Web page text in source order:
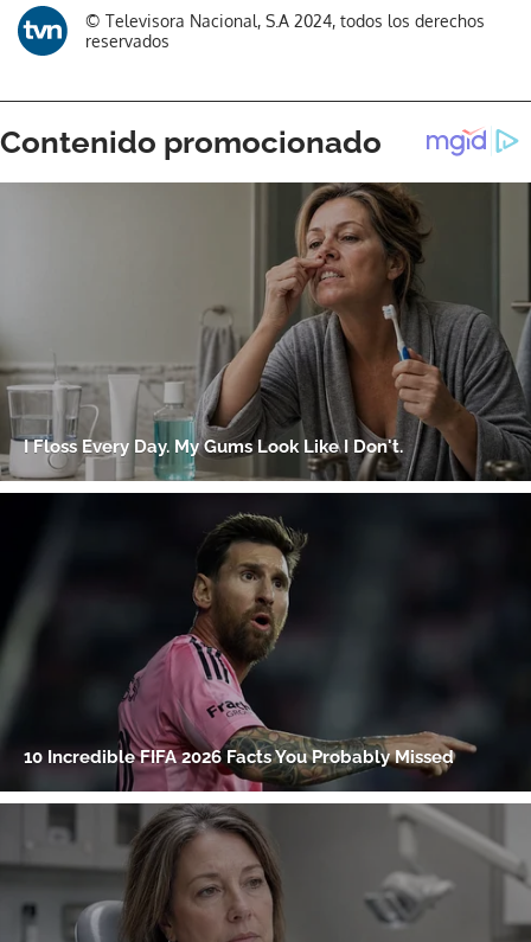
© Televisora Nacional, S.A 2024, todos los derechos
reservados